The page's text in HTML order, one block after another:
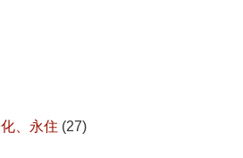
、永住 (27)